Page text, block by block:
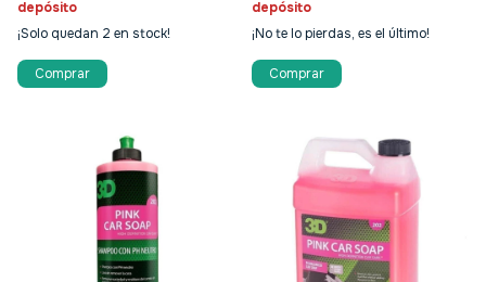
depósito
¡Solo quedan 2 en stock!
depósito
¡No te lo pierdas, es el último!